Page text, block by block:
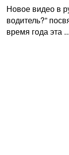
Новое видео в
водитель?”
время года эта ...